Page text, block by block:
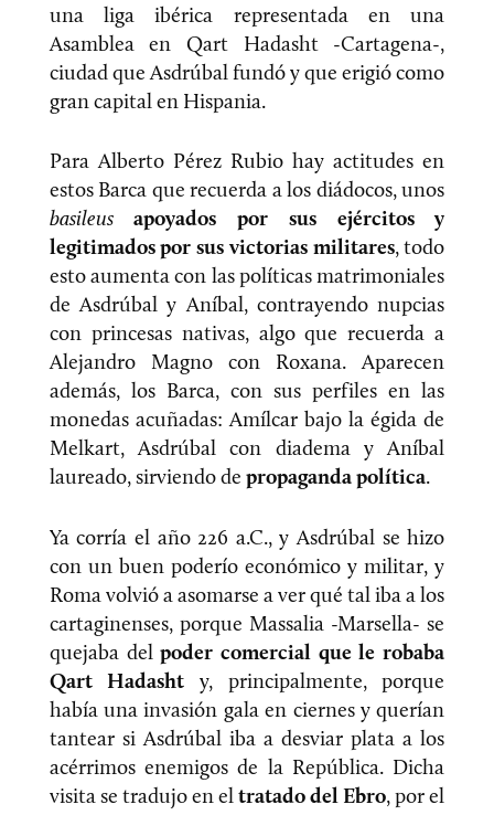
una liga ibérica representada en una
Asamblea en Qart Hadasht -Cartagena-,
ciudad que Asdrúbal fundó y que erigió como
gran capital en Hispania.
Para Alberto Pérez Rubio hay actitudes en
estos Barca que recuerda a los diádocos, unos
basileusapoyados por sus ejércitos y
legitimados por sus victorias militares, todo
esto aumenta con las políticas matrimoniales
de Asdrúbal y Aníbal, contrayendo nupcias
con princesas nativas, algo que recuerda a
Alejandro Magno con Roxana. Aparecen
además, los Barca, con sus perfiles en las
monedas acuñadas: Amílcar bajo la égida de
Melkart, Asdrúbal con diadema y Aníbal
laureado, sirviendo de propaganda política.
Ya corría el año 226 a.C., y Asdrúbal se hizo
con un buen poderío económico y militar, y
Roma volvió a asomarse a ver qué tal iba a los
cartaginenses, porque Massalia -Marsella- se
quejaba delpoder comercial que le robaba
Qart Hadasht y, principalmente, porque
había una invasión gala en ciernes y querían
tantear si Asdrúbal iba a desviar plata a los
acérrimos enemigos de la República. Dicha
visita se tradujo en eltratado del Ebro, por el